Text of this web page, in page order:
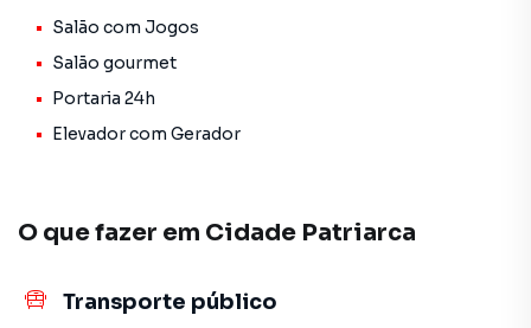
diversas cidades do Brasil, incluindo São Paulo.
alugar seu imóvel muito mais rápido do que em imobiliárias
tradicionais. Já vendemos e locamos diversos imóveis em
produzir campanhas específicas para São Paulo, o que
aumenta muito o número de contatos interessados e
alugar seu imóvel mais rápido. Contamos também com um
Salão com Jogos
Salão gourmet
Portaria 24h
Elevador com Gerador
O que fazer em Cidade Patriarca
Transporte público